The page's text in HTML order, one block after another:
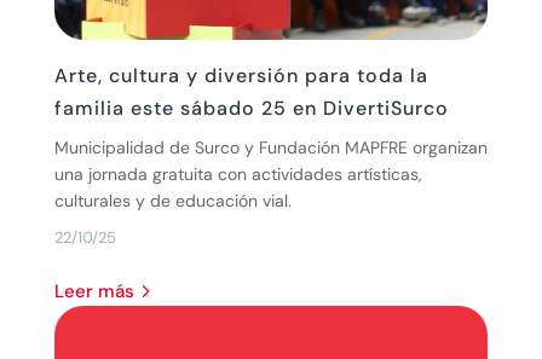
Arte, cultura y diversión para toda la
familia este sábado 25 en DivertiSurco
22/10/25
Municipalidad de Surco y Fundación MAPFRE organizan
una jornada gratuita con actividades artísticas,
culturales y de educación vial.
leer más